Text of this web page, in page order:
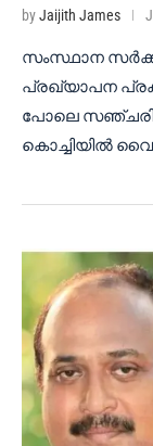
byJaijith James
സംസ്ഥാന
പ്രഖ്യാപന
പോലെ
കൊച്ചിയിൽ